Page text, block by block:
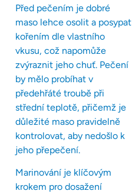
Před pečením je dobré
maso lehce osolit a posypat
kořením dle vlastního
vkusu, což napomůže
zvýraznit jeho chuť. Pečení
by mělo probíhat v
předehřáté troubě při
střední teplotě, přičemž je
důležité maso pravidelně
kontrolovat, aby nedošlo k
jeho přepečení.
Marinování je klíčovým
krokem pro dosažení